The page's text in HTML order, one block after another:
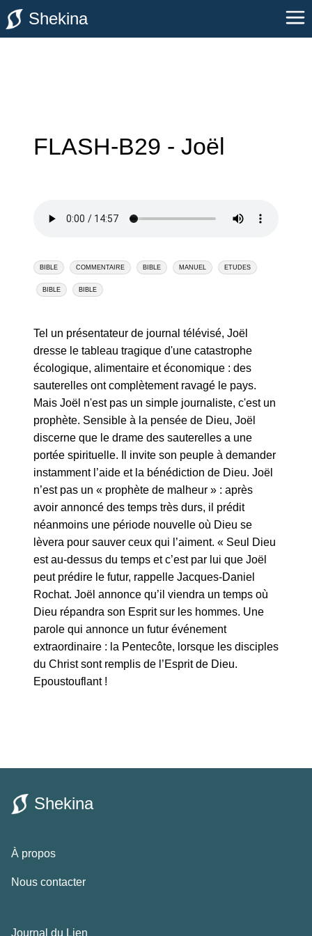
Shekina
FLASH-B29 - Joël
BIBLE COMMENTAIRE BIBLE MANUEL ETUDES
BIBLE BIBLE
Tel un présentateur de journal télévisé, Joël
dresse le tableau tragique d'une catastrophe
écologique, alimentaire et économique : des
sauterelles ont complètement ravagé le pays.
Mais Joël n'est pas un simple journaliste, c'est un
prophète. Sensible à la pensée de Dieu, Joël
discerne que le drame des sauterelles a une
portée spirituelle. Il invite son peuple à demander
instamment l’aide et la bénédiction de Dieu. Joël
n’est pas un « prophète de malheur » : après
avoir annoncé des temps très durs, il prédit
néanmoins une période nouvelle où Dieu se
lèvera pour sauver ceux qui l’aiment. « Seul Dieu
est au-dessus du temps et c’est par lui que Joël
peut prédire le futur, rappelle Jacques-Daniel
Rochat. Joël annonce qu’il viendra un temps où
Dieu répandra son Esprit sur les hommes. Une
parole qui annonce un futur événement
extraordinaire : la Pentecôte, lorsque les disciples
du Christ sont remplis de l’Esprit de Dieu.
Epoustouflant !
Shekina
À propos
Nous contacter
Journal du Lien